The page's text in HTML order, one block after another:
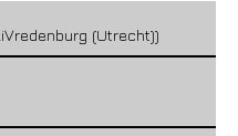
(Utrecht))